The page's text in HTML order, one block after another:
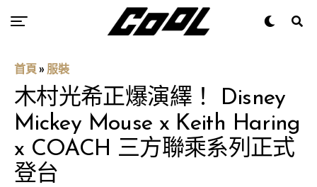
首頁 » 服裝
木村光希正爆演繹！ Disney
Mickey Mouse x Keith Haring
x COACH 三方聯乘系列正式
登台